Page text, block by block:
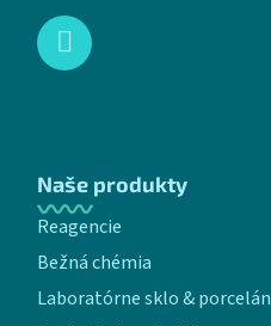
Naše produkty
Reagencie
Bežná chémia
Laboratórne sklo & porcelán